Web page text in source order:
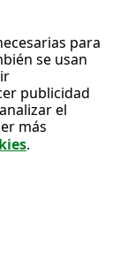
para
se usan
publicidad
el
más
.